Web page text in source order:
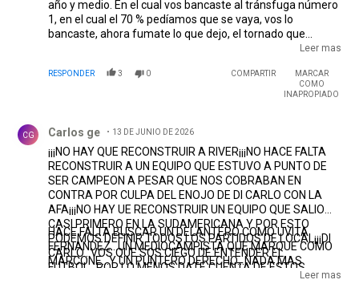
año y medio. En el cual vos bancaste al tránsfuga número
1, en el cual el 70 % pedíamos que se vaya, vos lo
bancaste, ahora fumate lo que dejo, el tornado que
devastó a River, gasto fortuna saco jugadores, no. Valorizo
de atras, y vos lo bancaste ahora hay que fumarse la
estela que dejo que fue muy grave y profunda, vos hace
ante todo. Que te quede claro!!!
Leer mas
RESPONDER 3 0 COMPARTIR
MARCAR
COMO
INAPROPIADO
CG Carlos ge 13 DE JUNIO DE 2026
¡¡¡NO HAY QUE RECONSTRUIR A RIVER¡¡¡NO HACE FALTA
RECONSTRUIR A UN EQUIPO QUE ESTUVO A PUNTO DE
SER CAMPEON A PESAR QUE NOS COBRABAN EN
CONTRA POR CULPA DEL ENOJO DE DI CARLO CON LA
AFA¡¡¡NO HAY UE RECONSTRUIR UN EQUIPO QUE SALIO
CASI PRIMERO EN LA SUDAMERICANA Y POR ESTO
PODEMOS DEFINIR TODOS LOS PARTIDOS DE LOCAL¡¡¡DI
CARLO...VOS QUE SOS CIEGO DE ENTENDER EL
FUTBOL...POR LO MENOS DATE CUENTA DE ESTOS
RESULTADOS..¡¡¡ENTONCES SOLO PODES SACAR A
HACE FALTA BUSCAR UN DELANTERO COMO UVITA
FERNANDEZ...UN MEDIOCAMPISTA QUE MARQUE COMO
MARCONE...Y UN PUNTERO DERECHO...NADA MAS
Leer mas